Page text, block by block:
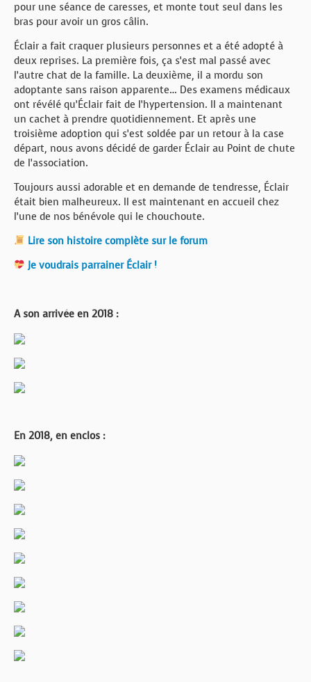
pour une séance de caresses, et monte tout seul dans les
bras pour avoir un gros câlin.
Éclair a fait craquer plusieurs personnes et a été adopté à
deux reprises. La première fois, ça s’est mal passé avec
l’autre chat de la famille. La deuxième, il a mordu son
adoptante sans raison apparente… Des examens médicaux
ont révélé qu’Éclair fait de l’hypertension. Il a maintenant
un cachet à prendre quotidiennement. Et après une
troisième adoption qui s’est soldée par un retour à la case
départ, nous avons décidé de garder Éclair au Point de chute
de l’association.
Toujours aussi adorable et en demande de tendresse, Éclair
était bien malheureux. Il est maintenant en accueil chez
l’une de nos bénévole qui le chouchoute.
Lire son histoire complète sur le forum
Je voudrais parrainer Éclair !
A son arrivée en 2018 :
En 2018, en enclos :